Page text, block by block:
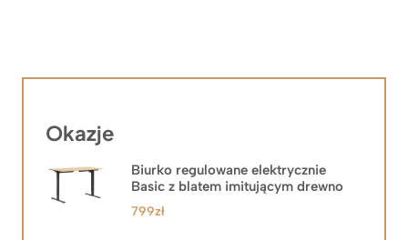
Okazje
Biurko regulowane elektrycznie
Basic z blatem imitującym drewno
799zł